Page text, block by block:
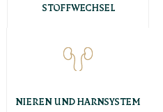
STOFFWECHSEL
NIEREN UND HARNSYSTEM